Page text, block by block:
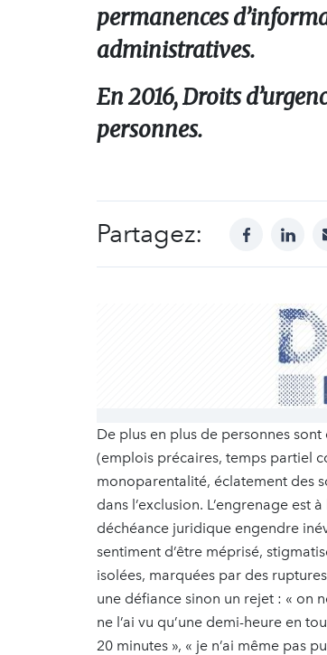
permanences
administratives.
En 2016, Droits
personnes.
Partagez: facebook
De plus en plus de personnes
(emplois précaires, temps partiel
monoparentalité, éclatement des
dans l’exclusion. L’engrenage
déchéance juridique engendre
sentiment d’être méprisé,
isolées, marquées par des
une défiance sinon un rejet : « on
ne l’ai vu qu’une demi-heure en
20 minutes », « je n’ai même pas